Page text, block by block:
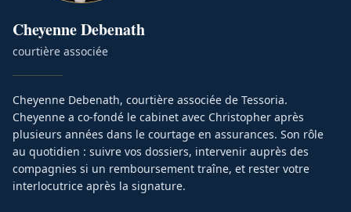
CheyenneDebenath
courtière associée
Cheyenne Debenath, courtière associée de Tessoria.
Cheyenne a co-fondé le cabinet avec Christopher après
plusieurs années dans le courtage en assurances. Son rôle
au quotidien : suivre vos dossiers, intervenir auprès des
compagnies si un remboursement traîne, et rester votre
interlocutrice après la signature.